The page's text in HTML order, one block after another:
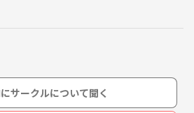
賞、減量とかダイエットに興味ある人、
る方は友達になりましょう。
練習できます。
い、披露したい
音楽がわかる方であれば参加可能です。ま
駅、南武線 武蔵溝ノ口駅付近のカラオケボ
サークルについて聞く